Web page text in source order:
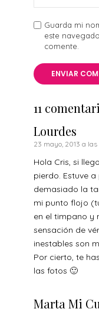
Guarda mi
este
comente.
11
Lourdes
23 mayo, 2013 a las
Hola Cris, si
pierdo. Estuve
demasiado la
mi punto flojo
en el timpano y
sensación de
inestables son
Por cierto, te
las fotos 🙂
Marta Mi